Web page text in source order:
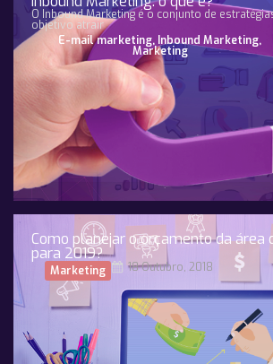
O Inbound Marketing é o conjunto de
objetivo atrair
E-mail marketing, Inbound Marketing,
Marketing
Como planejar o orçamento da área
para 2019?
Marketing 18 Outubro, 2018